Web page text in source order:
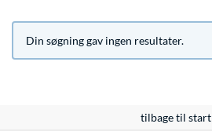
Din søgning gav ingen resultater.
tilbage til start